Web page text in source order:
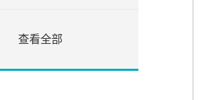
查看全部